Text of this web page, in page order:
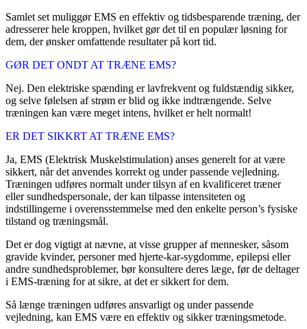
Samlet set muliggør EMS en effektiv og tidsbesparende træning, der
adresserer hele kroppen, hvilket gør det til en populær løsning for
dem, der ønsker omfattende resultater på kort tid.
GØR DET ONDT AT TRÆNE EMS?
Nej. Den elektriske spænding er lavfrekvent og fuldstændig sikker,
og selve følelsen af strøm er blid og ikke indtrængende. Selve
træningen kan være meget intens, hvilket er helt normalt!
ER DET SIKKRT AT TRÆNE EMS?
Ja, EMS (Elektrisk Muskelstimulation) anses generelt for at være
sikkert, når det anvendes korrekt og under passende vejledning.
Træningen udføres normalt under tilsyn af en kvalificeret træner
eller sundhedspersonale, der kan tilpasse intensiteten og
indstillingerne i overensstemmelse med den enkelte person’s fysiske
tilstand og træningsmål.
Det er dog vigtigt at nævne, at visse grupper af mennesker, såsom
gravide kvinder, personer med hjerte-kar-sygdomme, epilepsi eller
andre sundhedsproblemer, bør konsultere deres læge, før de deltager
i EMS-træning for at sikre, at det er sikkert for dem.
Så længe træningen udføres ansvarligt og under passende
vejledning, kan EMS være en effektiv og sikker træningsmetode.